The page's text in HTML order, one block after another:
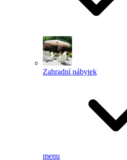
Zahradní nábytek
menu